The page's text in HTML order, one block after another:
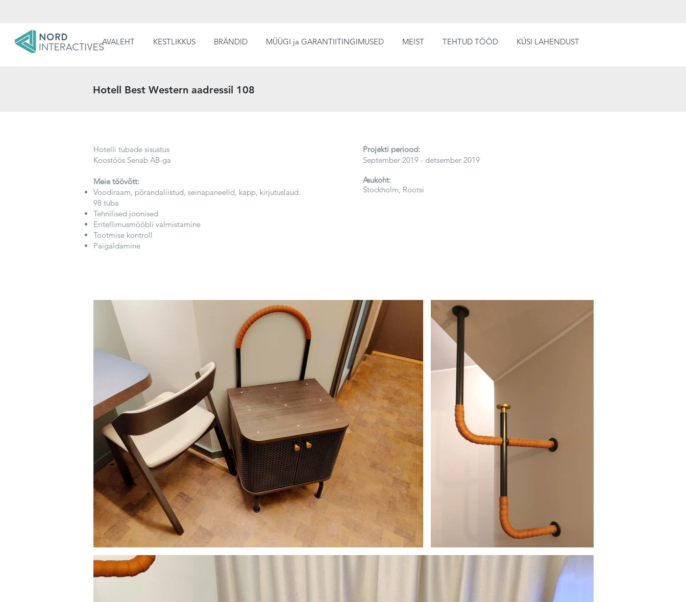
AVALEHT KESTLIKKUS BRÄNDID MÜÜGI ja GARANTIITINGIMUSED MEIST TEHTUD TÖÖD KÜSI LAHENDUST
Hotell Best Western aadressil 108
Hotelli tubade sisustus
Koostöös Senab AB-ga
Meie töövõtt:
Voodiraam, põrandaliistud, seinapaneelid, kapp, kirjutuslaud.
98 tuba
Tehnilised joonised
Eritellimusmööbli valmistamine
Tootmise kontroll
Paigaldamine
Projekti periood:
September 2019 - detsember 2019
Asukoht:
Stockholm, Rootsi